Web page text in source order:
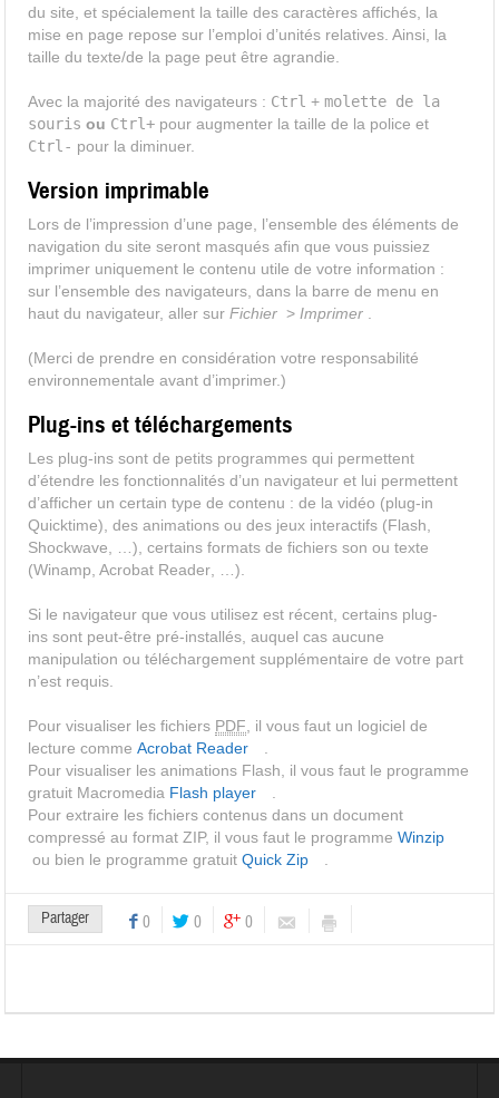
du site, et spécialement la taille des caractères affichés, la
mise en page repose sur l’emploi d’unités relatives. Ainsi, la
taille du texte/de la page peut être agrandie.
Avec la majorité des navigateurs : Ctrl +molette de la
souris ou Ctrl+ pour augmenter la taille de la police et
Ctrl- pour la diminuer.
Version imprimable
Lors de l’impression d’une page, l’ensemble des éléments de
navigation du site seront masqués afin que vous puissiez
imprimer uniquement le contenu utile de votre information :
sur l’ensemble des navigateurs, dans la barre de menu en
haut du navigateur, aller surFichier > Imprimer
(Merci de prendre en considération votre responsabilité
environnementale avant d’imprimer.)
Plug-ins et téléchargements
Les plug-ins sont de petits programmes qui permettent
d’étendre les fonctionnalités d’un navigateur et lui permettent
d’afficher un certain type de contenu : de la vidéo (plug-in
Quicktime), des animations ou des jeux interactifs (Flash,
Shockwave , …), certains formats de fichiers son ou texte
(Winamp, Acrobat Reader , …).
Si le navigateur que vous utilisez est récent, certains plug-
ins sont peut-être pré-installés, auquel cas aucune
manipulation ou téléchargement supplémentaire de votre part
n’est requis.
Pour visualiser les fichiers PDF , il vous faut un logiciel de
lecture commeAcrobat Reader
Pour visualiser les animations Flash, il vous faut le programme
gratuit Macromedia Flash player
Pour extraire les fichiers contenus dans un document
compressé au format ZIP, il vous faut le programmeWinzip
ou bien le programme gratuitQuick Zip
Partager 0 0 0